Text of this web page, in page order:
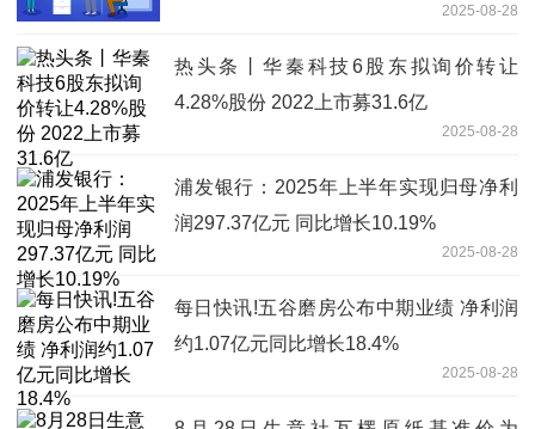
2025-08-28
热头条丨华秦科技6股东拟询价转让
4.28%股份 2022上市募31.6亿
2025-08-28
浦发银行：2025年上半年实现归母净利
润297.37亿元 同比增长10.19%
2025-08-28
每日快讯!五谷磨房公布中期业绩 净利润
约1.07亿元同比增长18.4%
2025-08-28